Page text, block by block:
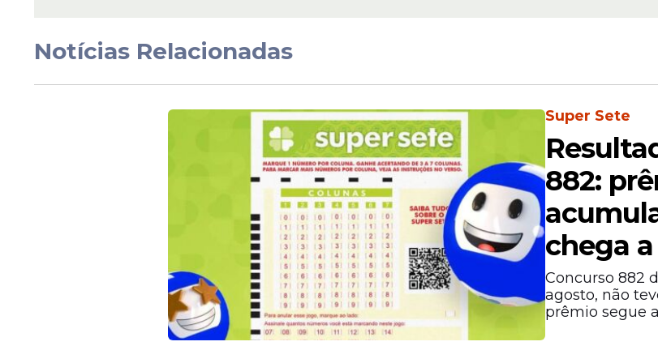
candidatar
O processo seletivo avalia competências como pensamento analítico,
capacidade de trabalhar em equipe. Os candidatos passam por etapas como
entrevistas e avaliações comportamentais.
Notícias Relacionadas
Super Sete
882:
chega
Concurso 882
agosto, não
prêmio segue